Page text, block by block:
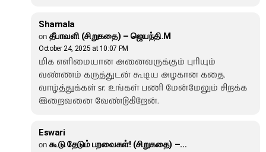
Shamala
on தீபாவளி (சிறுகதை) – ஜெயந்தி.M
October 24, 2025 at 10:07 PM
மிக எளிமையான அனைவருக்கும் புரியும்
வண்ணம் கருத்துடன் கூடிய அழகான கதை.
வாழ்த்துக்கள் sr. உங்கள் பணி மேன்மேலும் சிறக்க
இறைவனை வேண்டுகிறேன்.
Eswari
on கூடு தேடும் பறவைகள்! (சிறுகதை) –…